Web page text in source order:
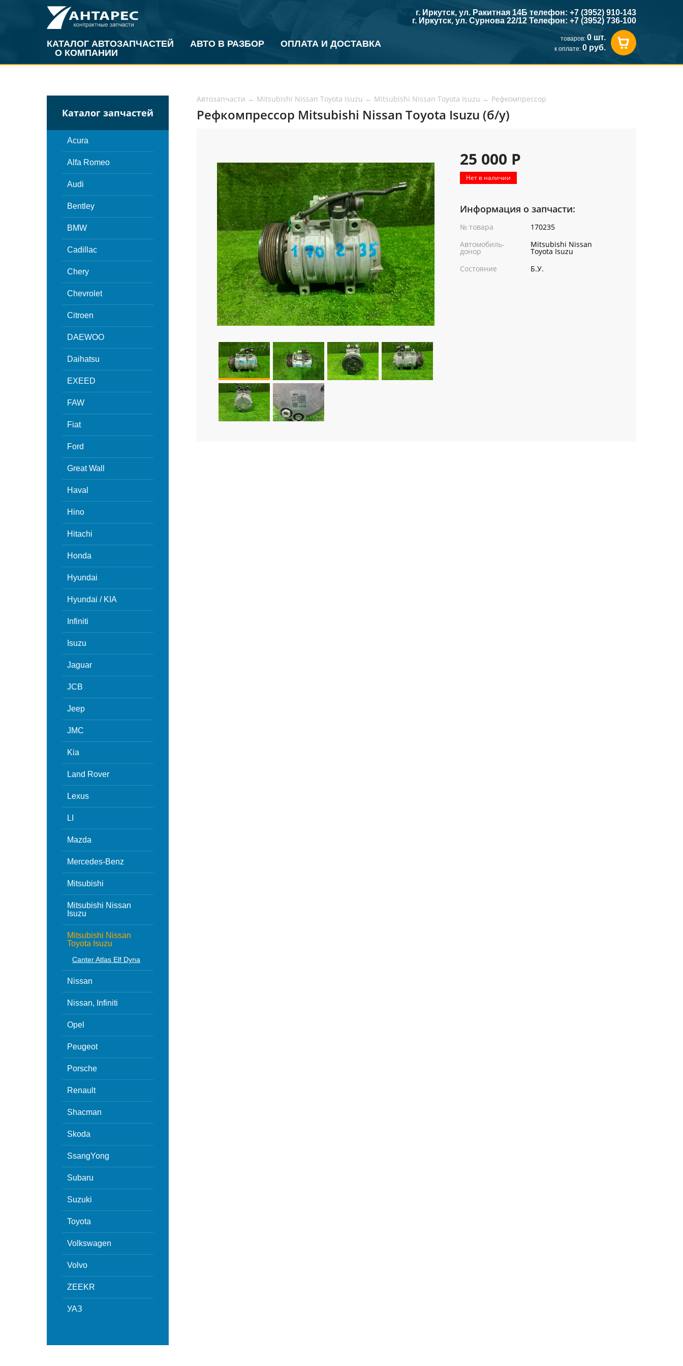
КАТАЛОГ АВТОЗАПЧАСТЕЙ АВТО В РАЗБОР
ОПЛАТА И ДОСТАВКА
О КОМПАНИИ
г. Иркутск, ул. Ракитная 14Б телефон: +7 (3952) 910-143
г. Иркутск, ул. Сурнова 22/12 Телефон: +7 (3952) 736-100
товаров: 0 шт.
к оплате: 0 руб.
Каталог запчастей
Acura
Alfa Romeo
Audi
Bentley
BMW
Cadillac
Chery
Chevrolet
Citroen
DAEWOO
Daihatsu
EXEED
FAW
Fiat
Ford
Great Wall
Haval
Hino
Hitachi
Honda
Hyundai
Hyundai / KIA
Infiniti
Isuzu
Jaguar
JCB
Jeep
JMC
Kia
Land Rover
Lexus
LI
Mazda
Mercedes-Benz
Mitsubishi
Mitsubishi Nissan
Isuzu
Mitsubishi Nissan
Toyota Isuzu
Canter Atlas Elf Dyna
Nissan
Nissan, Infiniti
Opel
Peugeot
Porsche
Renault
Shacman
Skoda
SsangYong
Subaru
Suzuki
Toyota
Volkswagen
Volvo
ZEEKR
УАЗ
Автозапчасти ← Mitsubishi Nissan Toyota Isuzu ← Mitsubishi Nissan Toyota Isuzu ← Рефкомпрессор
Рефкомпрессор Mitsubishi Nissan Toyota Isuzu (б/у)
25 000 Р
Нет в наличии
Информация о запчасти:
№ товара
170235
Автомобиль-
донор
Mitsubishi Nissan
Toyota Isuzu
Состояние
Б.У.